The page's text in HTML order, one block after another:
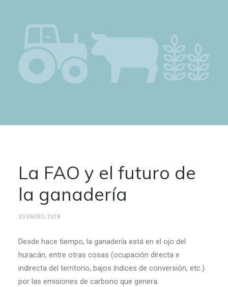
La FAO y el futuro de
la ganadería
30 ENERO, 2018
Desde hace tiempo, la ganadería está en el ojo del
huracán, entre otras cosas (ocupación directa e
indirecta del territorio, bajos índices de conversión, etc.)
por las emisiones de carbono que genera.